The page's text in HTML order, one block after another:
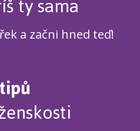
a začni hned teď!